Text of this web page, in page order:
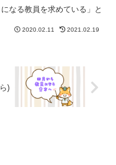
なる教員を求めている」と
2020.02.11 2021.02.19
)